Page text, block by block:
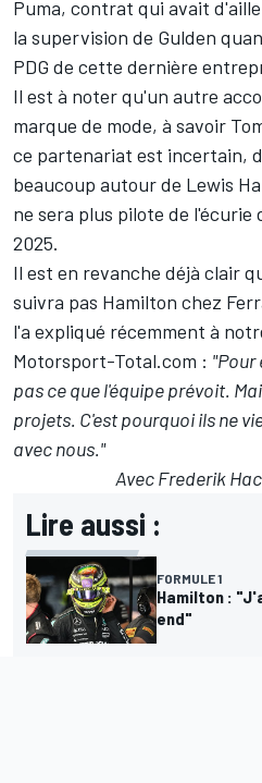
Puma, contrat qui avait
la supervision de Gulden
PDG de cette dernière
Il est à noter qu'un autre
marque de mode, à savoir
ce partenariat est incertain,
beaucoup autour de Lewis
ne sera plus pilote de l'écurie
2025.
Il est en revanche déjà clair
suivra pas Hamilton chez
l'a expliqué récemment à
Motorsport-Total.com : "Pour
pas ce que l'équipe prévoit.
projets. C'est pourquoi ils ne
avec nous."
Avec Frederik
Lire aussi :
FORMULE 1
Hamilton :
end"